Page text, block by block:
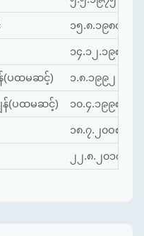
၁၅.၈.၁၉၈၀
၁၄.၁၂.၁၉၈၇
န်(ပထမဆင့်) ၁.၈.၁၉၉၂
န်(ပထမဆင့်) ၁၀.၄.၁၉၉၈
၁၈.၇.၂၀ဝ၈
၂၂.၈.၂၀၁၇